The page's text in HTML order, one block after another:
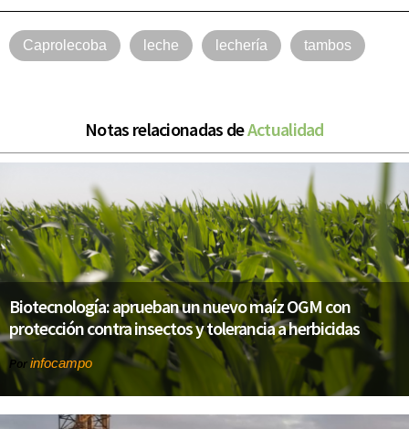
Caprolecoba leche lechería tambos
Notas relacionadas deActualidad
Biotecnología: aprueban un nuevo maíz OGM con
protección contra insectos y tolerancia a herbicidas
Por infocampo